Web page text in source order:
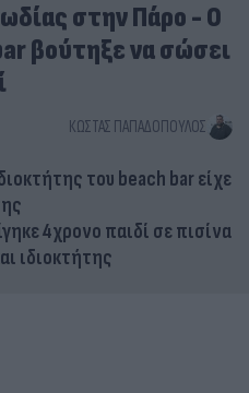
στην Πάρο - Ο
βούτηξε να σώσει
ΚΏΣΤΑΣ ΠΑΠΑΔΌΠΟΥΛΟΣ
του beach bar είχε
4χρονο παιδί σε πισίνα
ιδιοκτήτης